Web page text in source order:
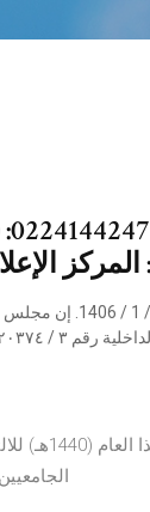
تعلن وزارة